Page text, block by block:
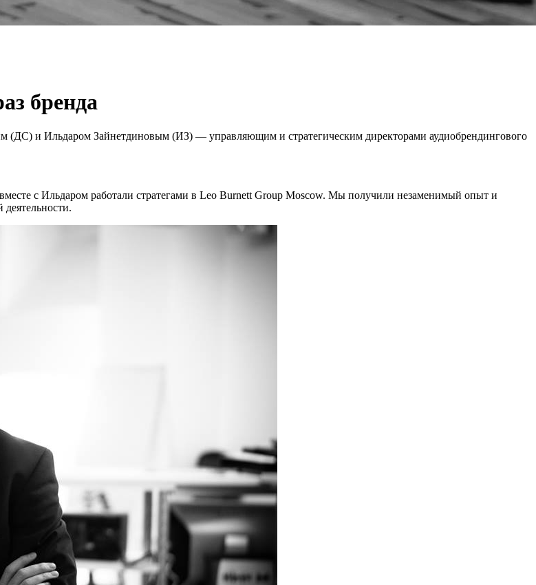
бренда
(ДС) и Ильдаром Зайнетдиновым (ИЗ) — управляющим и стратегическим директорами аудиобрендингового
с Ильдаром работали стратегами в Leo Burnett Group Moscow. Мы получили незаменимый опыт и